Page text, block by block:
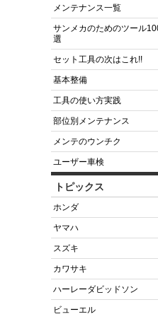
メンテナンス一覧
サンメカのためのツール
選
セット工具の次はこれ!!
基本整備
工具の使い方実践
部位別メンテナンス
メンテのウンチク
ユーザー車検
トピックス
ホンダ
ヤマハ
スズキ
カワサキ
ハーレーダビッドソン
ビューエル